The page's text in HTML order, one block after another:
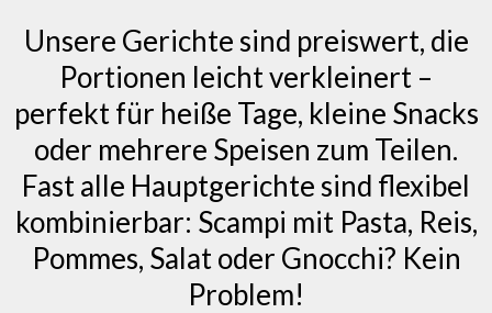
Unsere Gerichte sind preiswert, die
Portionen leicht verkleinert –
perfekt für heiße Tage, kleine Snacks
oder mehrere Speisen zum Teilen.
Fast alle Hauptgerichte sind flexibel
kombinierbar: Scampi mit Pasta, Reis,
Pommes, Salat oder Gnocchi? Kein
Problem!